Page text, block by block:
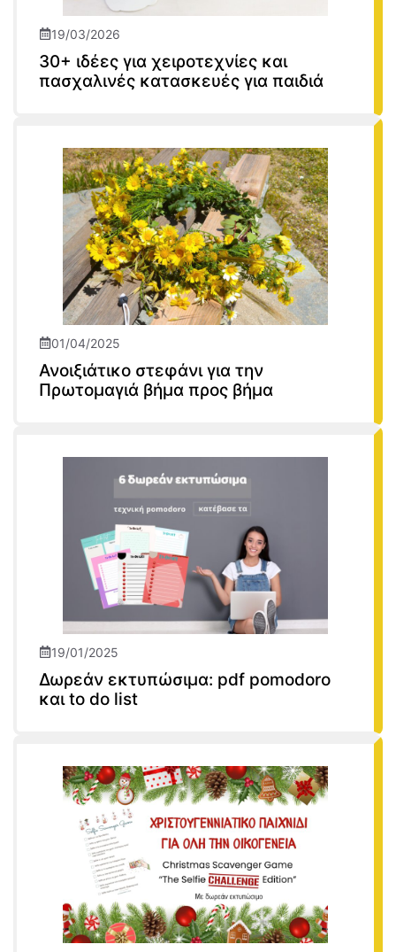
19/03/2026
30+ ιδέες για χειροτεχνίες και
πασχαλινές κατασκευές για παιδιά
01/04/2025
Ανοιξιάτικο στεφάνι για την
Πρωτομαγιά βήμα προς βήμα
19/01/2025
Δωρεάν εκτυπώσιμα: pdf pomodoro
και to do list